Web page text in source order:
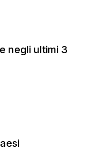
negli ultimi 3